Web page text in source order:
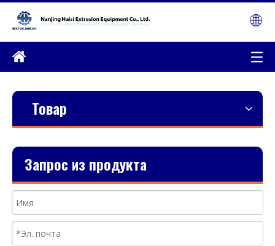
Товар
Запрос из продукта